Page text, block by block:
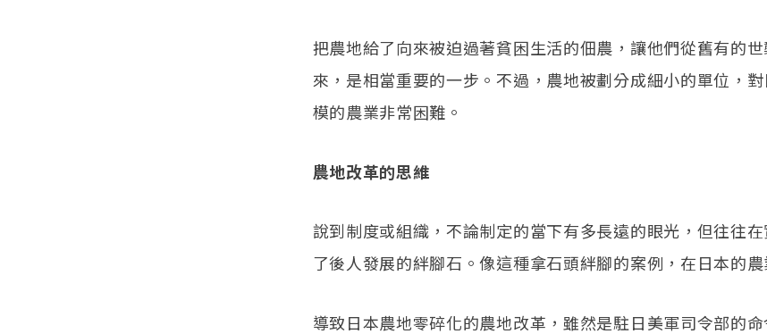
把農地給了向來被迫過著貧困生活的佃農，讓他們從舊有的
來，是相當重要的一步。不過，農地被劃分成細小的單位，
模的農業非常困難。
農地改革的思維
說到制度或組織，不論制定的當下有多長遠的眼光，但往往
了後人發展的絆腳石。像這種拿石頭絆腳的案例，在日本的農
導致日本農地零碎化的農地改革，雖然是駐日美軍司令部的命